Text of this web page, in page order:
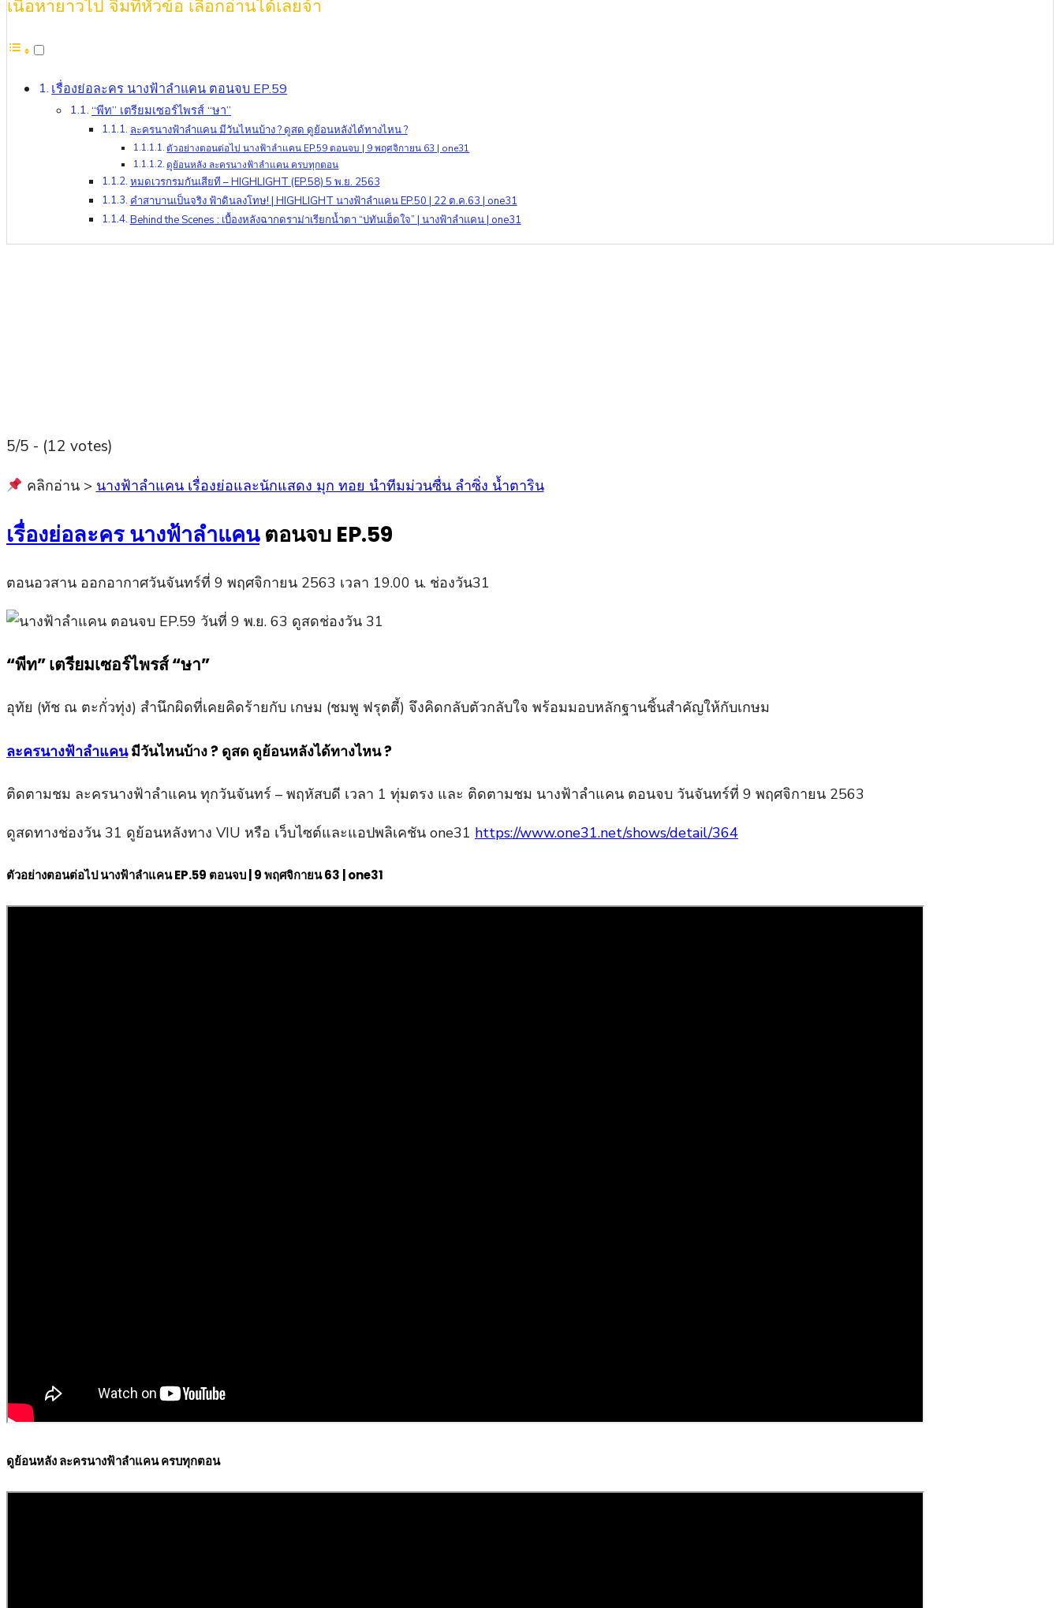
เนื้อหายาวไป จิ้มที่หัวข้อ เลือกอ่านได้เลยจ้า
เรื่องย่อละคร นางฟ้าลำแคน ตอนจบ EP.59
“พีท” เตรียมเซอร์ไพรส์ “ษา”
ละครนางฟ้าลำแคน มีวันไหนบ้าง ? ดูสด ดูย้อนหลังได้ทางไหน ?
ตัวอย่างตอนต่อไป นางฟ้าลำแคน EP.59 ตอนจบ | 9 พฤศจิกายน 63 | one31
ดูย้อนหลัง ละครนางฟ้าลำแคน ครบทุกตอน
หมดเวรกรมกันเสียที – HIGHLIGHT (EP.58) 5 พ.ย. 2563
คำสาบานเป็นจริง ฟ้าดินลงโทษ! | HIGHLIGHT นางฟ้าลำแคน EP.50 | 22 ต.ค.63 | one31
Behind the Scenes : เบื้องหลังฉากดราม่าเรียกน้ำตา “บ่ทันเฮ็ดใจ” | นางฟ้าลำแคน | one31
5/5 - (12 votes)
คลิกอ่าน > นางฟ้าลำแคน เรื่องย่อและนักแสดง มุก ทอย นำทีมม่วนซื่น ลำซิ่ง น้ำตาริน
เรื่องย่อละคร นางฟ้าลำแคนตอนจบ EP.59
ตอนอวสาน ออกอากาศวันจันทร์ที่ 9 พฤศจิกายน 2563 เวลา 19.00 น. ช่องวัน31
“พีท” เตรียมเซอร์ไพรส์ “ษา”
อุทัย (ทัช ณ ตะกั่วทุ่ง) สำนึกผิดที่เคยคิดร้ายกับ เกษม (ชมพู ฟรุตตี้) จึงคิดกลับตัวกลับใจ พร้อมมอบหลักฐานชิ้นสำคัญให้กับเกษม
ละครนางฟ้าลำแคนมีวันไหนบ้าง ? ดูสด ดูย้อนหลังได้ทางไหน ?
ติดตามชม ละครนางฟ้าลำแคน ทุกวันจันทร์ – พฤหัสบดี เวลา 1 ทุ่มตรง และ ติดตามชม นางฟ้าลำแคน ตอนจบ วันจันทร์ที่ 9 พฤศจิกายน 2563
ดูสดทางช่องวัน 31 ดูย้อนหลังทาง VIU หรือ เว็บไซต์และแอปพลิเคชัน one31 https://www.one31.net/shows/detail/364
ตัวอย่างตอนต่อไป นางฟ้าลำแคน EP.59 ตอนจบ | 9 พฤศจิกายน 63 | one31
ดูย้อนหลัง ละครนางฟ้าลำแคน ครบทุกตอน